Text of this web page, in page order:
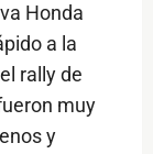
Honda
a la
rally de
muy
y